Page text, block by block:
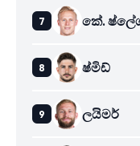
කේ.
ෂ්මිඩ්
ලයිමර්